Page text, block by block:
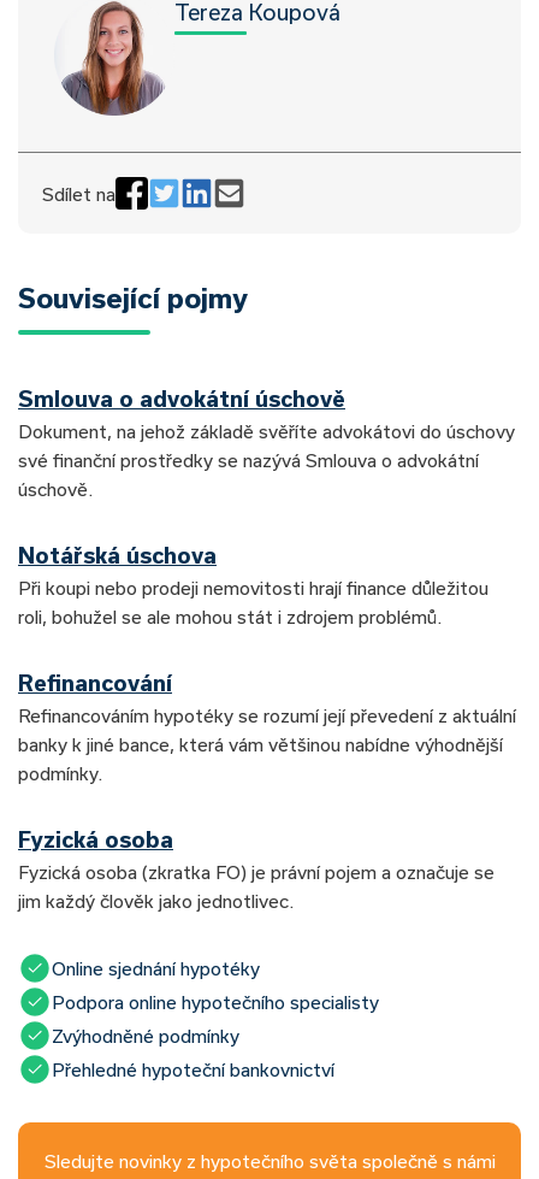
Tereza Koupová
Sdílet na
Související pojmy
Smlouva o advokátní úschově
Dokument, na jehož základě svěříte advokátovi do úschovy
své finanční prostředky se nazývá Smlouva o advokátní
úschově.
Notářská úschova
Při koupi nebo prodeji nemovitosti hrají finance důležitou
roli, bohužel se ale mohou stát i zdrojem problémů.
Refinancování
Refinancováním hypotéky se rozumí její převedení z aktuální
banky k jiné bance, která vám většinou nabídne výhodnější
podmínky.
Fyzická osoba
Fyzická osoba (zkratka FO) je právní pojem a označuje se
jim každý člověk jako jednotlivec.
Online sjednání hypotéky
Podpora online hypotečního specialisty
Zvýhodněné podmínky
Přehledné hypoteční bankovnictví
Sledujte novinky z hypotečního světa společně s námi